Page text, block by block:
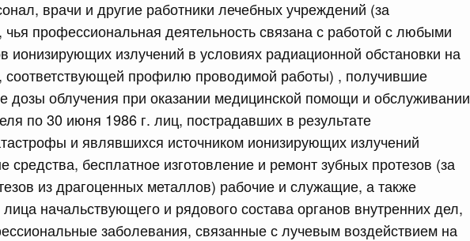
врачи и другие работники лечебных учреждений (за
профессиональная деятельность связана с работой с любыми
ионизирующих излучений в условиях радиационной обстановки на
соответствующей профилю проводимой работы) , получившие
дозы облучения при оказании медицинской помощи и обслуживании
по 30 июня 1986 г. лиц, пострадавших в результате
и являвшихся источником ионизирующих излучений
средства, бесплатное изготовление и ремонт зубных протезов (за
из драгоценных металлов) рабочие и служащие, а также
начальствующего и рядового состава органов внутренних дел,
заболевания, связанные с лучевым воздействием на
к ним Поиск по всем документам
Номер
Дата подписания